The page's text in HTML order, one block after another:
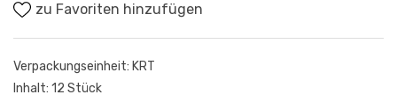
zu Favoriten hinzufügen
Verpackungseinheit: KRT
Inhalt: 12 Stück